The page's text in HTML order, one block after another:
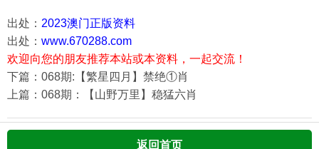
出处： 2023澳门正版资料
出处： www.670288.com
欢迎向您的朋友推荐本站或本资料，一起交流！
下篇：068期:【繁星四月】禁绝①肖
上篇：068期：【山野万里】稳猛六肖
返回首页